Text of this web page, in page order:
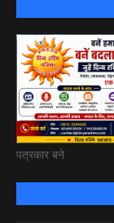
पत्रकार बने